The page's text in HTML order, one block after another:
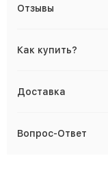
Отзывы
Как купить?
Доставка
Вопрос-Ответ